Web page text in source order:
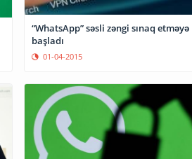
“WhatsApp” səsli zəngi sınaq etməyə
başladı
01-04-2015